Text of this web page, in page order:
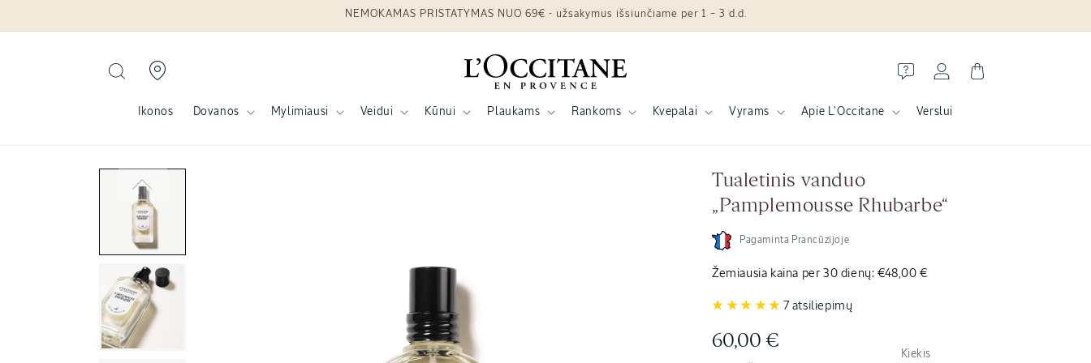
NEMOKAMAS PRISTATYMAS NUO 69€ - užsakymus išsiunčiame per 1 – 3 d.d.
Ikonos Dovanos Mylimiausi Veidui Kūnui Plaukams Rankoms Kvepalai Vyrams Apie L'Occitane Verslui
PrisijungtiKrepšelis
Tualetinis vanduo
„Pamplemousse Rhubarbe“
Pagaminta Prancūzijoje
Žemiausia kaina per 30 dienų: €48,00 €
7 atsiliepimų
Įprasta
60,00 €
Kiekis